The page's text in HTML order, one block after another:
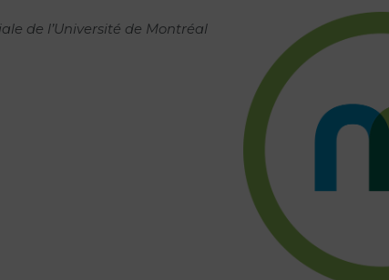
de l’Université de Montréal